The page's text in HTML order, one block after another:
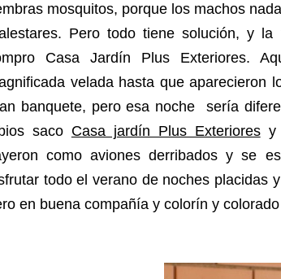
mosquitos, porque los machos
Pero todo tiene solución, y
Casa Jardín Plus Exteriores.
velada hasta que aparecieron
banquete, pero esa noche sería
saco Casa jardín Plus Exterioresy
como aviones derribados y se
todo el verano de noches placidas
en buena compañía y colorín y